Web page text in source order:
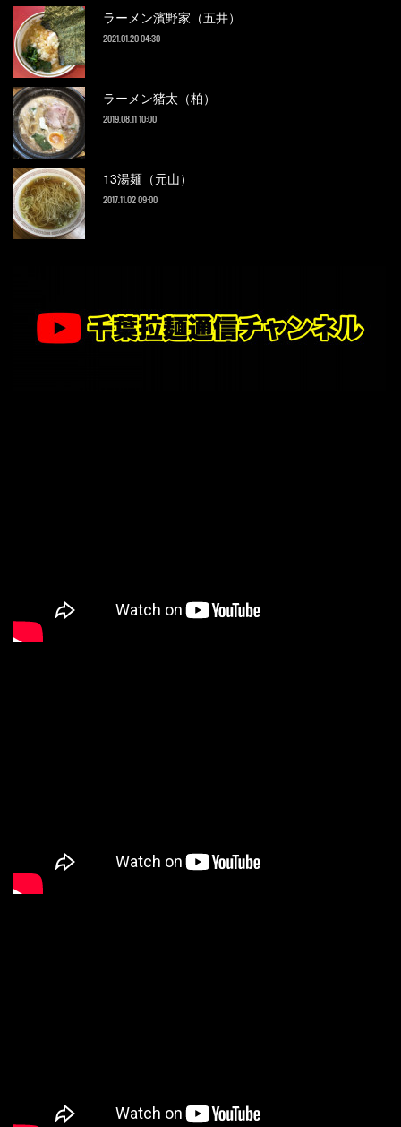
ラーメン濱野家（五井）
2021.01.20 04:30
ラーメン猪太（柏）
2019.08.11 10:00
13湯麺（元山）
2017.11.02 09:00